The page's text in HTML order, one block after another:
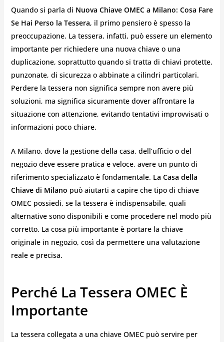
Quando si parla di Nuova Chiave OMEC a Milano: Cosa Fare
Se Hai Perso la Tessera, il primo pensiero è spesso la
preoccupazione. La tessera, infatti, può essere un elemento
importante per richiedere una nuova chiave o una
duplicazione, soprattutto quando si tratta di chiavi protette,
punzonate, di sicurezza o abbinate a cilindri particolari.
Perdere la tessera non significa sempre non avere più
soluzioni, ma significa sicuramente dover affrontare la
situazione con attenzione, evitando tentativi improvvisati o
informazioni poco chiare.
A Milano, dove la gestione della casa, dell’ufficio o del
negozio deve essere pratica e veloce, avere un punto di
riferimento specializzato è fondamentale. La Casa della
Chiave di Milano può aiutarti a capire che tipo di chiave
OMEC possiedi, se la tessera è indispensabile, quali
alternative sono disponibili e come procedere nel modo più
corretto. La cosa più importante è portare la chiave
originale in negozio, così da permettere una valutazione
reale e precisa.
Perché La Tessera OMEC È
Importante
La tessera collegata a una chiave OMEC può servire per